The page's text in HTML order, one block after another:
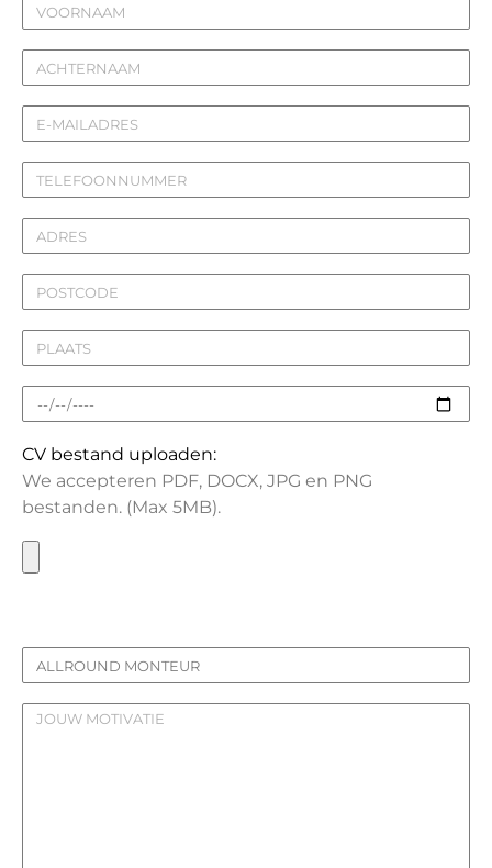
CV bestand uploaden:
We accepteren PDF, DOCX, JPG en PNG
bestanden. (Max 5MB).